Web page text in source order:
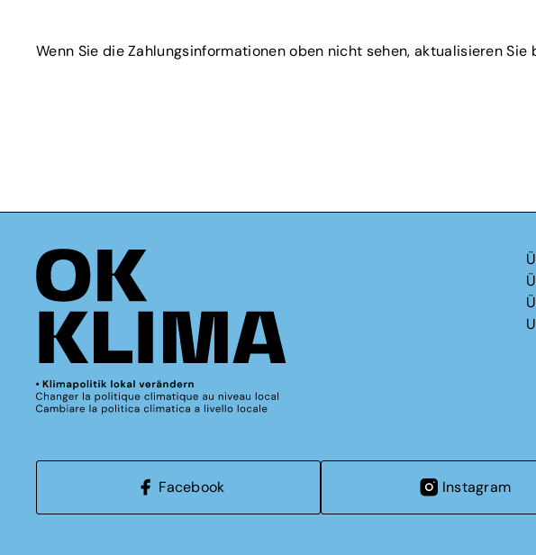
Wenn Sie die Zahlungsinformationen oben nicht sehen, aktualisieren Sie
Facebook Instagram